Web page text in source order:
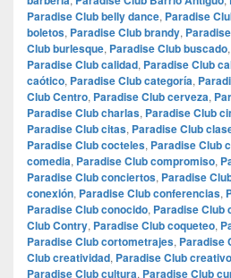
Paradise Club belly dance, Paradise
boletos, Paradise Club brandy,
Club burlesque, Paradise Club buscado,
Paradise Club calidad, Paradise Club
caótico, Paradise Club categoría,
Club Centro, Paradise Club cerveza,
Paradise Club charlas, Paradise Club
Paradise Club citas, Paradise Club
Paradise Club cocteles, Paradise Club
comedia, Paradise Club compromiso,
Paradise Club conciertos, Paradise
conexión, Paradise Club conferencias,
Paradise Club conocido, Paradise Club
Club Contry, Paradise Club coqueteo,
Paradise Club cortometrajes, Paradise
Club creatividad, Paradise Club creativo
Paradise Club cultura, Paradise Club